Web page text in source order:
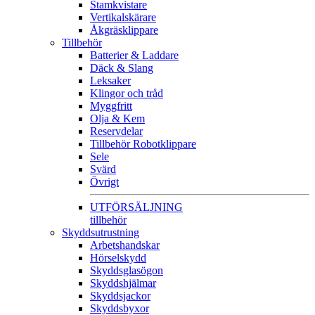
Stamkvistare
Vertikalskärare
Åkgräsklippare
Tillbehör
Batterier & Laddare
Däck & Slang
Leksaker
Klingor och tråd
Myggfritt
Olja & Kem
Reservdelar
Tillbehör Robotklippare
Sele
Svärd
Övrigt
UTFÖRSÄLJNING
tillbehör
Skyddsutrustning
Arbetshandskar
Hörselskydd
Skyddsglasögon
Skyddshjälmar
Skyddsjackor
Skyddsbyxor